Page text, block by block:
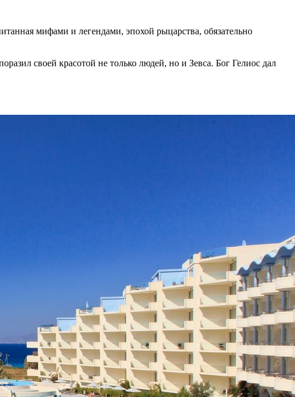
мифами и легендами, эпохой рыцарства, обязательно
своей красотой не только людей, но и Зевса. Бог Гелиос дал